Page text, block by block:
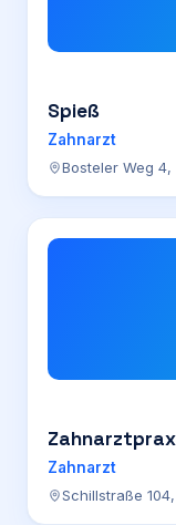
Spieß
Zahnarzt
Bosteler Weg
Zahnarzt
Schillstraße